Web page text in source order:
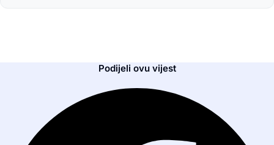
Podijeli ovu vijest